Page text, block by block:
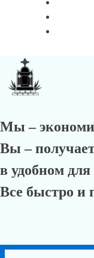
Мы –
Вы –
в удобном
Все быстро и